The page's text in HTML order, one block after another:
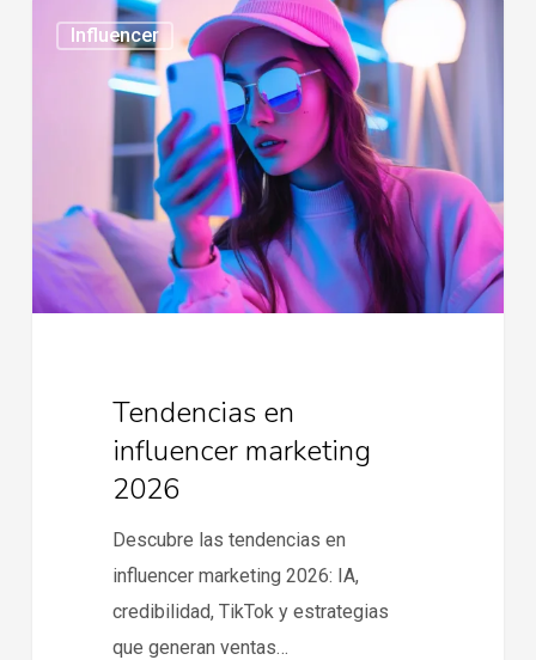
Influencer
Tendencias
influencer
Tendencias en
influencer marketing
2026
Descubre las tendencias en
influencer marketing 2026: IA,
credibilidad, TikTok y estrategias
que generan ventas…